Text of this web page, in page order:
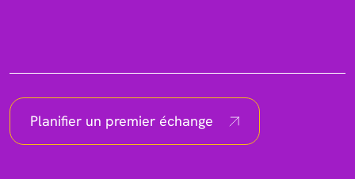
Planifier un premier échange